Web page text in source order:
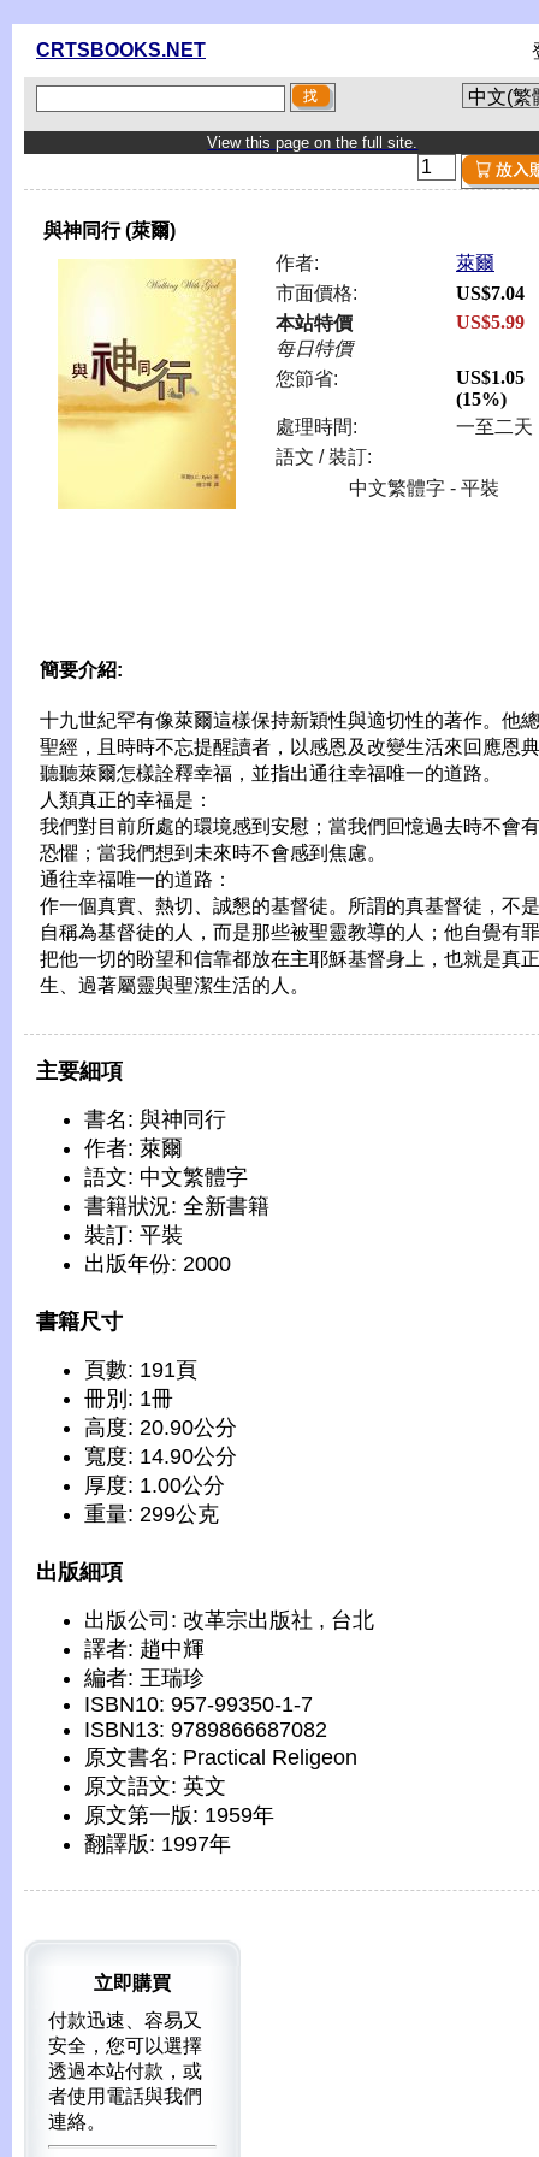
CRTSBOOKS.NET
View this page on the full site.
與神同行 (萊爾)
作者:
萊爾
市面價格:
US$7.04
本站特價
每日特價
US$5.99
您節省:
US$1.05
(15%)
處理時間:
一至二天
語文 / 裝訂:
中文繁體字 - 平裝
簡要介紹:
十九世紀罕有像萊爾這樣保持新穎性與適切性的著作。他
聖經，且時時不忘提醒讀者，以感恩及改變生活來回應恩
聽聽萊爾怎樣詮釋幸福，並指出通往幸福唯一的道路。
人類真正的幸福是：
我們對目前所處的環境感到安慰；當我們回憶過去時不會
恐懼；當我們想到未來時不會感到焦慮。
通往幸福唯一的道路：
作一個真實、熱切、誠懇的基督徒。所謂的真基督徒，不
自稱為基督徒的人，而是那些被聖靈教導的人；他自覺有
把他一切的盼望和信靠都放在主耶穌基督身上，也就是真
生、過著屬靈與聖潔生活的人。
主要細項
書名: 與神同行
作者: 萊爾
語文: 中文繁體字
書籍狀況: 全新書籍
裝訂: 平裝
出版年份: 2000
書籍尺寸
頁數: 191頁
冊別: 1冊
高度: 20.90公分
寬度: 14.90公分
厚度: 1.00公分
重量: 299公克
出版細項
出版公司: 改革宗出版社 , 台北
譯者: 趙中輝
編者: 王瑞珍
ISBN10: 957-99350-1-7
ISBN13: 9789866687082
原文書名: Practical Religeon
原文語文: 英文
原文第一版: 1959年
翻譯版: 1997年
立即購買
付款迅速、容易又
安全，您可以選擇
透過本站付款，或
者使用電話與我們
連絡。